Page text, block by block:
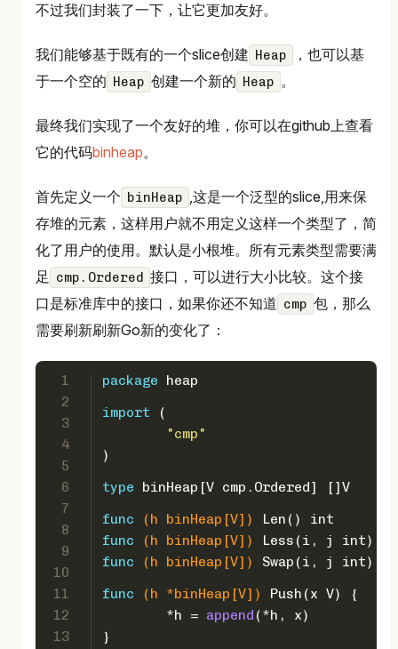
不过我们封装了一下，让它更加友好。
我们能够基于既有的一个slice创建 Heap
，也可以基
于一个空的 Heap 创建一个新的 Heap 。
最终我们实现了一个友好的堆，你可以在github上查看
它的代码binheap。
首先定义一个 binHeap ,这是一个泛型的slice,用来保
存堆的元素，这样用户就不用定义这样一个类型了，简
化了用户的使用。默认是小根堆。所有元素类型需要满
足 cmp.Ordered 接口，可以进行大小比较。这个接
口是标准库中的接口，如果你还不知道 cmp 包，那么
需要刷新刷新Go新的变化了：
1
2
3
4
5
6
7
8
9
10
11
12
13
package heap
import (
"cmp"
)
type binHeap[V cmp.Ordered] []V
func
(h binHeap[V]) Len() int
func
(h binHeap[V]) Less(i, j int)
func
(h binHeap[V]) Swap(i, j int)
func
(h *binHeap[V])
Push(x V) {
	*h =
append (*h, x)
}